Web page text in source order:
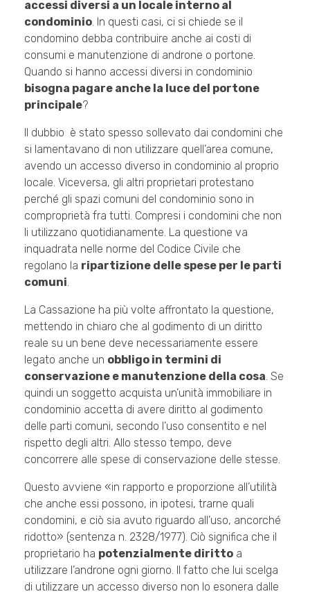
accessi diversi a un locale interno al
condominio. In questi casi, ci si chiede se il
condomino debba contribuire anche ai costi di
consumi e manutenzione di androne o portone.
Quando si hanno accessi diversi in condominio
bisogna pagare anche la luce del portone
principale?
Il dubbio è stato spesso sollevato dai condomini che
si lamentavano di non utilizzare quell’area comune,
avendo un accesso diverso in condominio al proprio
locale. Viceversa, gli altri proprietari protestano
perché gli spazi comuni del condominio sono in
comproprietà fra tutti. Compresi i condomini che non
li utilizzano quotidianamente. La questione va
inquadrata nelle norme del Codice Civile che
regolano la ripartizione delle spese per le parti
comuni.
La Cassazione ha più volte affrontato la questione,
mettendo in chiaro che al godimento di un diritto
reale su un bene deve necessariamente essere
legato anche un obbligo in termini di
conservazione e manutenzione della cosa. Se
quindi un soggetto acquista un’unità immobiliare in
condominio accetta di avere diritto al godimento
delle parti comuni, secondo l’uso consentito e nel
rispetto degli altri. Allo stesso tempo, deve
concorrere alle spese di conservazione delle stesse.
Questo avviene «in rapporto e proporzione all’utilità
che anche essi possono, in ipotesi, trarne quali
condomini, e ciò sia avuto riguardo all’uso, ancorché
ridotto» (sentenza n. 2328/1977). Ciò significa che il
proprietario ha potenzialmente diritto a
utilizzare l’androne ogni giorno. Il fatto che lui scelga
di utilizzare un accesso diverso non lo esonera dalle